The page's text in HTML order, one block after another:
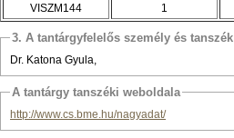
VISZM144
1
3. A tantárgyfelelős személy és tanszék
Dr. Katona Gyula,
A tantárgy tanszéki weboldala
http://www.cs.bme.hu/nagyadat/